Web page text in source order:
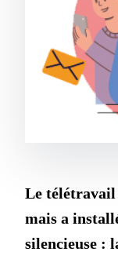
Le
mais a
silencieuse :